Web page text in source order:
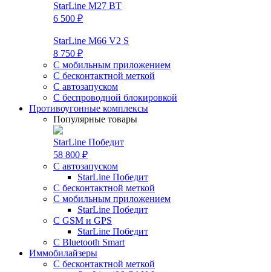
StarLine M27 BT
6 500 ₽
StarLine M66 V2 S
8 750 ₽
С мобильным приложением
С бесконтактной меткой
С автозапуском
С беспроводной блокировкой
Противоугонные комплексы
Популярные товары
StarLine Победит
58 800 ₽
С автозапуском
StarLine Победит
С бесконтактной меткой
С мобильным приложением
StarLine Победит
С GSM и GPS
StarLine Победит
С Bluetooth Smart
Иммобилайзеры
С бесконтактной меткой